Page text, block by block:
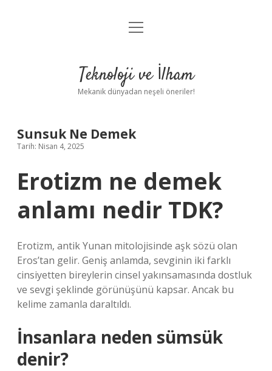
Anasayfa
Yasal Uyarı
menüyü
Teknoloji ve İlham
Mekanik dünyadan neşeli öneriler!
Sunsuk Ne Demek
Tarih: Nisan 4, 2025
Erotizm ne demek
anlamı nedir TDK?
Erotizm, antik Yunan mitolojisinde aşk sözü olan
Eros’tan gelir. Geniş anlamda, sevginin iki farklı
cinsiyetten bireylerin cinsel yakınsamasında dostluk
ve sevgi şeklinde görünüşünü kapsar. Ancak bu
kelime zamanla daraltıldı.
İnsanlara neden sümsük
denir?